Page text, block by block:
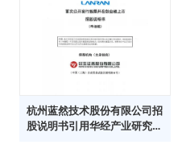
杭州蓝然技术股份有限公司招
股说明书引用华经产业研究院